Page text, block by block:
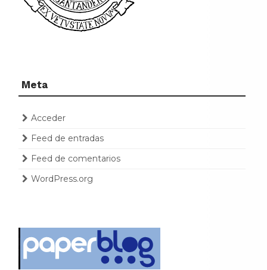
Meta
Acceder
Feed de entradas
Feed de comentarios
WordPress.org